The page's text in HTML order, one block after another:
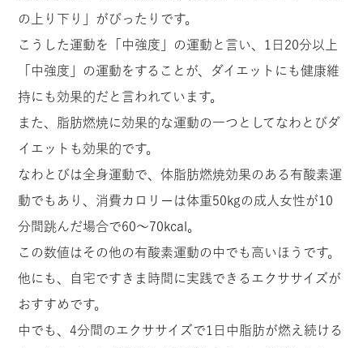
の上り下り」がぴったりです。
こうした運動を「中強度」の運動と言い、1日20分以上
「中強度」の運動をすることが、ダイエットにも健康維
持にも効果的だと言われています。
また、脂肪燃焼に効果的な運動の一つとしてなわとびダ
イエットも効果的です。
なわとびは全身運動で、体脂肪燃焼効果のある有酸素運
動でもあり、消費カロリーは体重50kgの成人女性が10
分間跳んだ場合で60～70kcal。
この数値はその他の有酸素運動の中でも高いほうです。
他にも、自宅ですきま時間に実践できるエクササイズが
おすすめです。
中でも、4分間のエクササイズで1日中脂肪が燃え続ける